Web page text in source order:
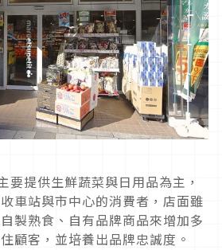
要提供生鮮蔬菜與日用品為主，
車站與市中心的消費者，店面雖
製熟食、自有品牌商品來增加多
顧客，並培養出品牌忠誠度。